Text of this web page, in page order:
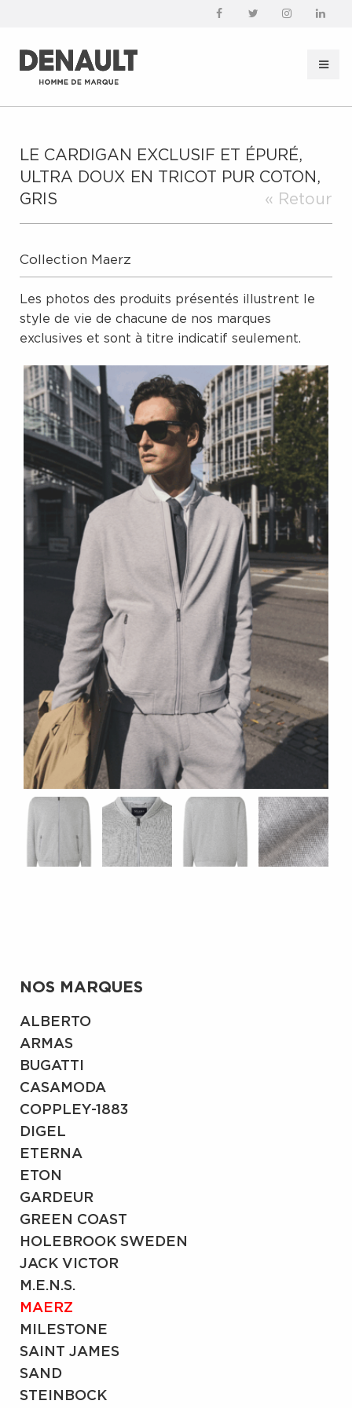
LE CARDIGAN EXCLUSIF ET ÉPURÉ,
ULTRA DOUX EN TRICOT PUR COTON,
GRIS
« Retour
Collection Maerz
Les photos des produits présentés illustrent le
style de vie de chacune de nos marques
exclusives et sont à titre indicatif seulement.
NOS MARQUES
ALBERTO
ARMAS
BUGATTI
CASAMODA
COPPLEY-1883
DIGEL
ETERNA
ETON
GARDEUR
GREEN COAST
HOLEBROOK SWEDEN
JACK VICTOR
M.E.N.S.
MAERZ
MILESTONE
SAINT JAMES
SAND
STEINBOCK